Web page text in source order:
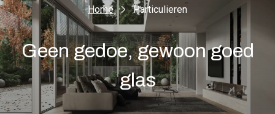
Home Particulieren
Geen gedoe, gewoon goed
glas